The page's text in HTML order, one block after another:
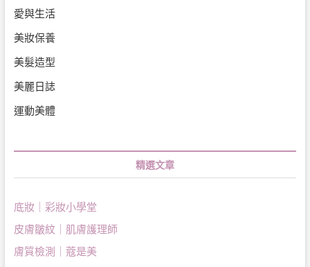
愛與生活
美妝保養
美髮造型
美麗日誌
運動美體
精選文章
底妝｜彩妝小學堂
皮膚皺紋｜肌膚護理師
膚質檢測｜蔻是美